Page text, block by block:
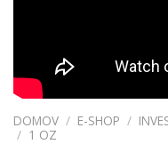
DOMOV / E-SHOP /
/ 1 OZ